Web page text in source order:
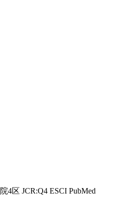
4区 JCR:Q4 ESCI PubMed